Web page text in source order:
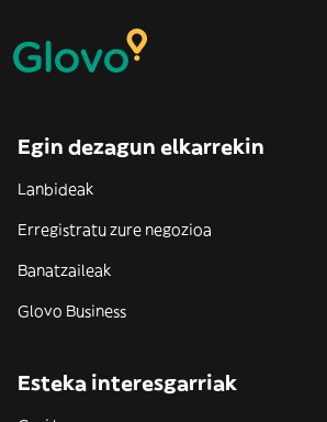
Egin dezagun elkarrekin
Lanbideak
Erregistratu zure negozioa
Banatzaileak
Glovo Business
Esteka interesgarriak